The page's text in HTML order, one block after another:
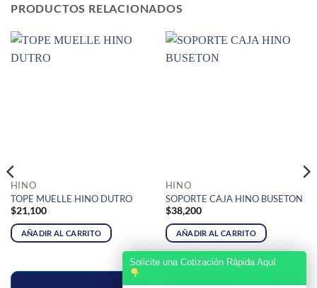
PRODUCTOS RELACIONADOS
HINO
TOPE MUELLE HINO DUTRO
$21,100
AÑADIR AL CARRITO
HINO
SOPORTE CAJA HINO BUSETON
$38,200
AÑADIR AL CARRITO
Solicite una Cotización Rápida Aquí